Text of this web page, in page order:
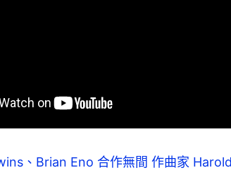
、Brian Eno 合作無間 作曲家